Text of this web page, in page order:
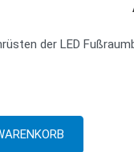
der LED